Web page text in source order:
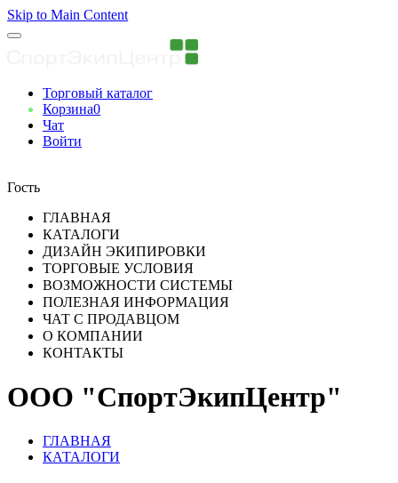
Skip to Main Content
Торговый каталог
Корзина0
Чат
Войти
Гость
ГЛАВНАЯ
КАТАЛОГИ
ДИЗАЙН ЭКИПИРОВКИ
ТОРГОВЫЕ УСЛОВИЯ
ВОЗМОЖНОСТИ СИСТЕМЫ
ПОЛЕЗНАЯ ИНФОРМАЦИЯ
ЧАТ С ПРОДАВЦОМ
О КОМПАНИИ
КОНТАКТЫ
ООО "СпортЭкипЦентр"
ГЛАВНАЯ
КАТАЛОГИ